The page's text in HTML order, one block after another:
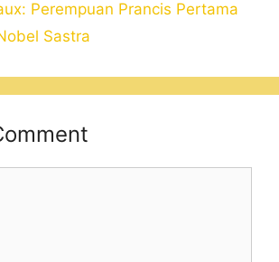
Perempuan Prancis Pertama
Sastra